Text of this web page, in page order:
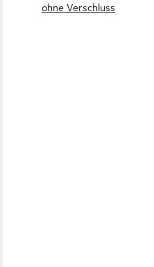
ohne Verschluss